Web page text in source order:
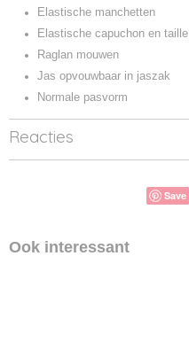
Elastische manchetten
Elastische capuchon en taille
Raglan mouwen
Jas opvouwbaar in jaszak
Normale pasvorm
Reacties
Save
Ook interessant